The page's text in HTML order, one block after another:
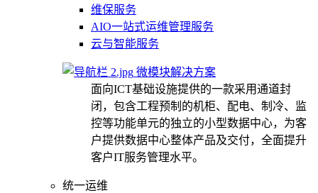
维保服务
AIO一站式运维管理服务
云与智能服务
微模块解决方案
面向ICT基础设施提供的一款采用通道封
闭，包含工程预制的机柜、配电、制冷、监
控等功能单元的独立的小型数据中心，为客
户提供数据中心整体产品及交付，全面提升
客户IT服务管理水平。
统一运维